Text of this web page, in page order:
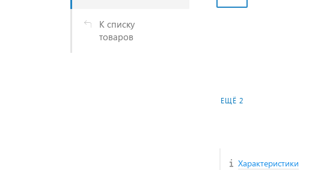
К списку
товаров
ЕЩЁ 2
Характеристики